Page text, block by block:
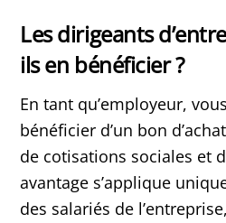
Les dirigeants
ils en bénéficier ?
En tant qu’employeur,
bénéficier d’un bon
de cotisations sociales et
avantage s’applique
des salariés de